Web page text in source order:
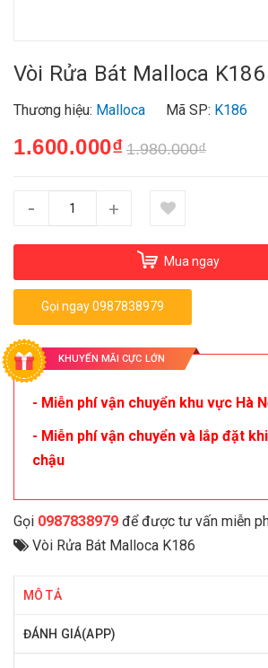
Vòi Rửa Bát Malloca K186
Thương hiệu: Malloca Mã SP: K186
1.600.000₫ 1.980.000₫
- +
Mua ngay
Gọi ngay 0987838979
KHUYẾN MÃI CỰC LỚN
- Miễn phí vận chuyển khu vực Hà
- Miễn phí vận chuyển và lắp đặt
chậu
Gọi 0987838979 để được tư vấn miễn
Vòi Rửa Bát Malloca K186
MÔ TẢ
ĐÁNH GIÁ(APP)